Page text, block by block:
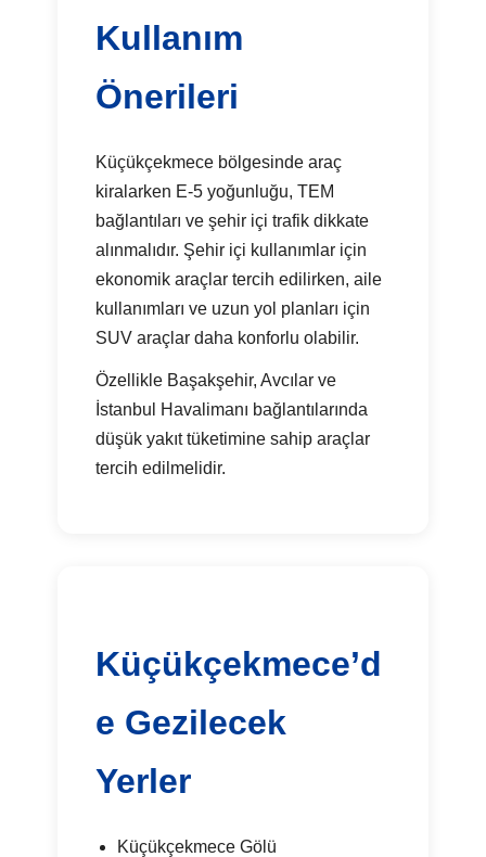
Kullanım
Önerileri
Küçükçekmece bölgesinde araç
kiralarken E-5 yoğunluğu, TEM
bağlantıları ve şehir içi trafik dikkate
alınmalıdır. Şehir içi kullanımlar için
ekonomik araçlar tercih edilirken, aile
kullanımları ve uzun yol planları için
SUV araçlar daha konforlu olabilir.
Özellikle Başakşehir, Avcılar ve
İstanbul Havalimanı bağlantılarında
düşük yakıt tüketimine sahip araçlar
tercih edilmelidir.
Küçükçekmece’d
e Gezilecek
Yerler
Küçükçekmece Gölü